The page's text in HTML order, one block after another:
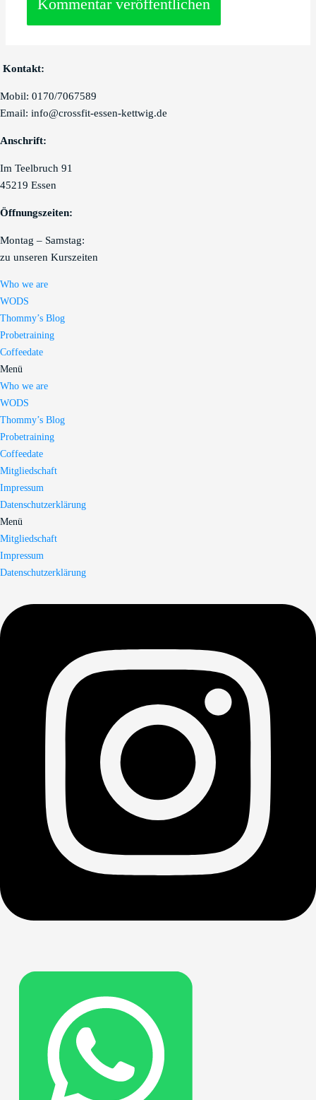
Kontakt:
Mobil: 0170/7067589
Email: info@crossfit-essen-kettwig.de
Anschrift:
Im Teelbruch 91
45219 Essen
Öffnungszeiten:
Montag – Samstag:
zu unseren Kurszeiten
Who we are
WODS
Thommy’s Blog
Probetraining
Coffeedate
Menü
Who we are
WODS
Thommy’s Blog
Probetraining
Coffeedate
Mitgliedschaft
Impressum
Datenschutzerklärung
Menü
Mitgliedschaft
Impressum
Datenschutzerklärung